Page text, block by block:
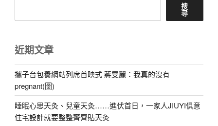
搜
尋
近期文章
攜子台包養網站列席首映式 蔣雯麗：我真的沒有
pregnant(圖)
睡眠心思天灸、兒童天灸……進伏首日，一家人JIUYI俱意
住宅設計就要整整齊齊貼天灸